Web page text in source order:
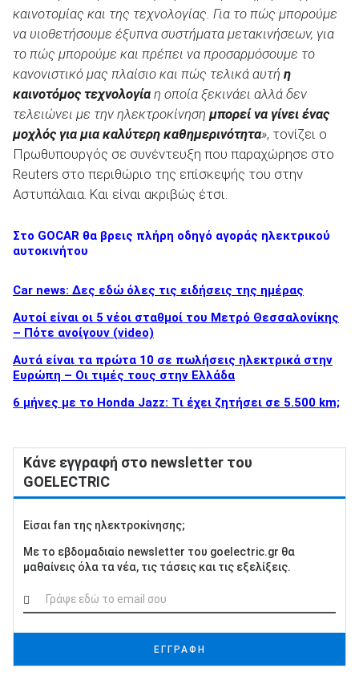
καινοτομίας και της τεχνολογίας. Για το πώς μπορούμε
να υιοθετήσουμε έξυπνα συστήματα μετακινήσεων, για
το πώς μπορούμε και πρέπει να προσαρμόσουμε το
κανονιστικό μας πλαίσιο και πώς τελικά αυτή η
καινοτόμος τεχνολογία η οποία ξεκινάει αλλά δεν
τελειώνει με την ηλεκτροκίνηση μπορεί να γίνει ένας
μοχλός για μια καλύτερη καθημερινότητα», τονίζει ο
Πρωθυπουργός σε συνέντευξη που παραχώρησε στο
Reuters στο περιθώριο της επίσκεψής του στην
Αστυπάλαια. Και είναι ακριβώς έτσι.
Στο GOCAR θα βρεις πλήρη οδηγό αγοράς ηλεκτρικού
αυτοκινήτου
Car news: Δες εδώ όλες τις ειδήσεις της ημέρας
Αυτοί είναι οι 5 νέοι σταθμοί του Μετρό Θεσσαλονίκης
– Πότε ανοίγουν (video)
Αυτά είναι τα πρώτα 10 σε πωλήσεις ηλεκτρικά στην
Ευρώπη – Οι τιμές τους στην Ελλάδα
6 μήνες με το Honda Jazz: Τι έχει ζητήσει σε 5.500 km;
Κάνε εγγραφή στο newsletter του
GOELECTRIC
Είσαι fan της ηλεκτροκίνησης;
Με το εβδομαδιαίο newsletter του goelectric.gr θα
μαθαίνεις όλα τα νέα, τις τάσεις και τις εξελίξεις.
ΕΓΓΡΑΦΗ